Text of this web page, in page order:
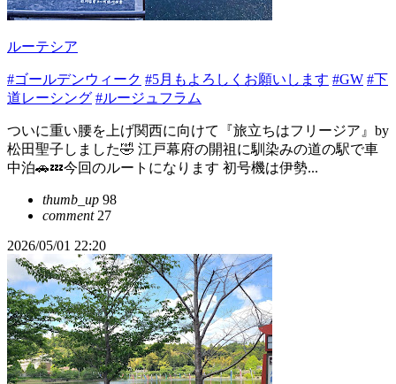
ルーテシア
#ゴールデンウィーク #5月もよろしくお願いします #GW #下
道レーシング #ルージュフラム
ついに重い腰を上げ関西に向けて『旅立ちはフリージア』by
松田聖子しました🤣 江戸幕府の開祖に馴染みの道の駅で車
中泊🚗💤今回のルートになります 初号機は伊勢...
thumb_up 98
comment27
2026/05/01 22:20